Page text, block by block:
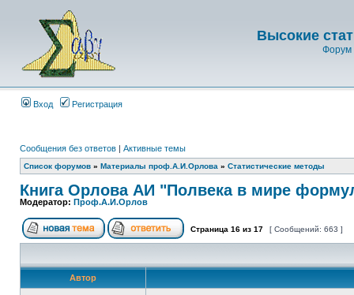
Высокие
Форум
Вход Регистрация
Сообщения без ответов | Активные темы
Список форумов » Материалы проф.А.И.Орлова » Статистические методы
Книга Орлова АИ "Полвека в мире
Модератор: Проф.А.И.Орлов
Страница 16 из 17 [ Сообщений: 663 ]
Автор